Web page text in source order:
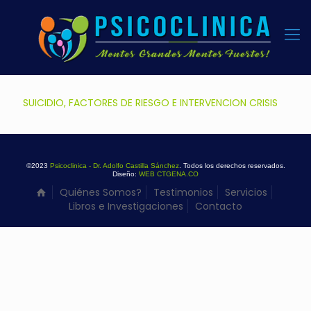
SUICIDIO, FACTORES DE RIESGO E INTERVENCION CRISIS
©2023 Psicoclinica - Dr. Adolfo Castilla Sánchez. Todos los derechos reservados.
Diseño: WEB CTGENA.CO
Quiénes Somos? Testimonios
Servicios
Libros e Investigaciones
Contacto